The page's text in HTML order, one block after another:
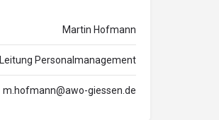
Martin Hofmann
Leitung Personalmanagement
m.hofmann@awo-giessen.de